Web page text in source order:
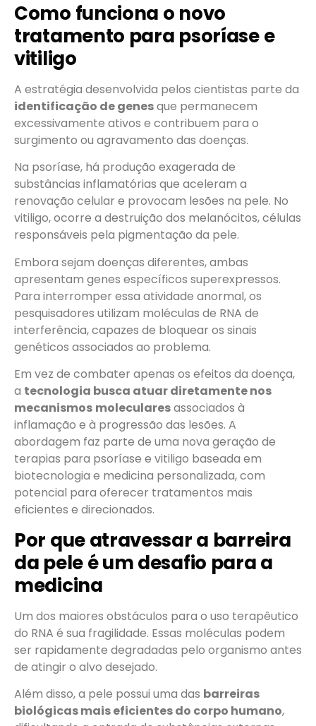
Como funciona o novo
tratamento para psoríase e
vitiligo
A estratégia desenvolvida pelos cientistas parte da
identificação de genesque permanecem
excessivamente ativos e contribuem para o
surgimento ou agravamento das doenças.
Na psoríase, há produção exagerada de
substâncias inflamatórias que aceleram a
renovação celular e provocam lesões na pele. No
vitiligo, ocorre a destruição dos melanócitos, células
responsáveis pela pigmentação da pele.
Embora sejam doenças diferentes, ambas
apresentam genes específicos superexpressos.
Para interromper essa atividade anormal, os
pesquisadores utilizam moléculas de RNA de
interferência, capazes de bloquear os sinais
genéticos associados ao problema.
Em vez de combater apenas os efeitos da doença,
a tecnologia busca atuar diretamente nos
mecanismos molecularesassociados à
inflamação e à progressão das lesões. A
abordagem faz parte de uma nova geração de
terapias para psoríase e vitiligo baseada em
biotecnologia e medicina personalizada, com
potencial para oferecer tratamentos mais
eficientes e direcionados.
Por que atravessar a barreira
da pele é um desafio para a
medicina
Um dos maiores obstáculos para o uso terapêutico
do RNA é sua fragilidade. Essas moléculas podem
ser rapidamente degradadas pelo organismo antes
de atingir o alvo desejado.
Além disso, a pele possui uma das barreiras
biológicas mais eficientes do corpo humano,